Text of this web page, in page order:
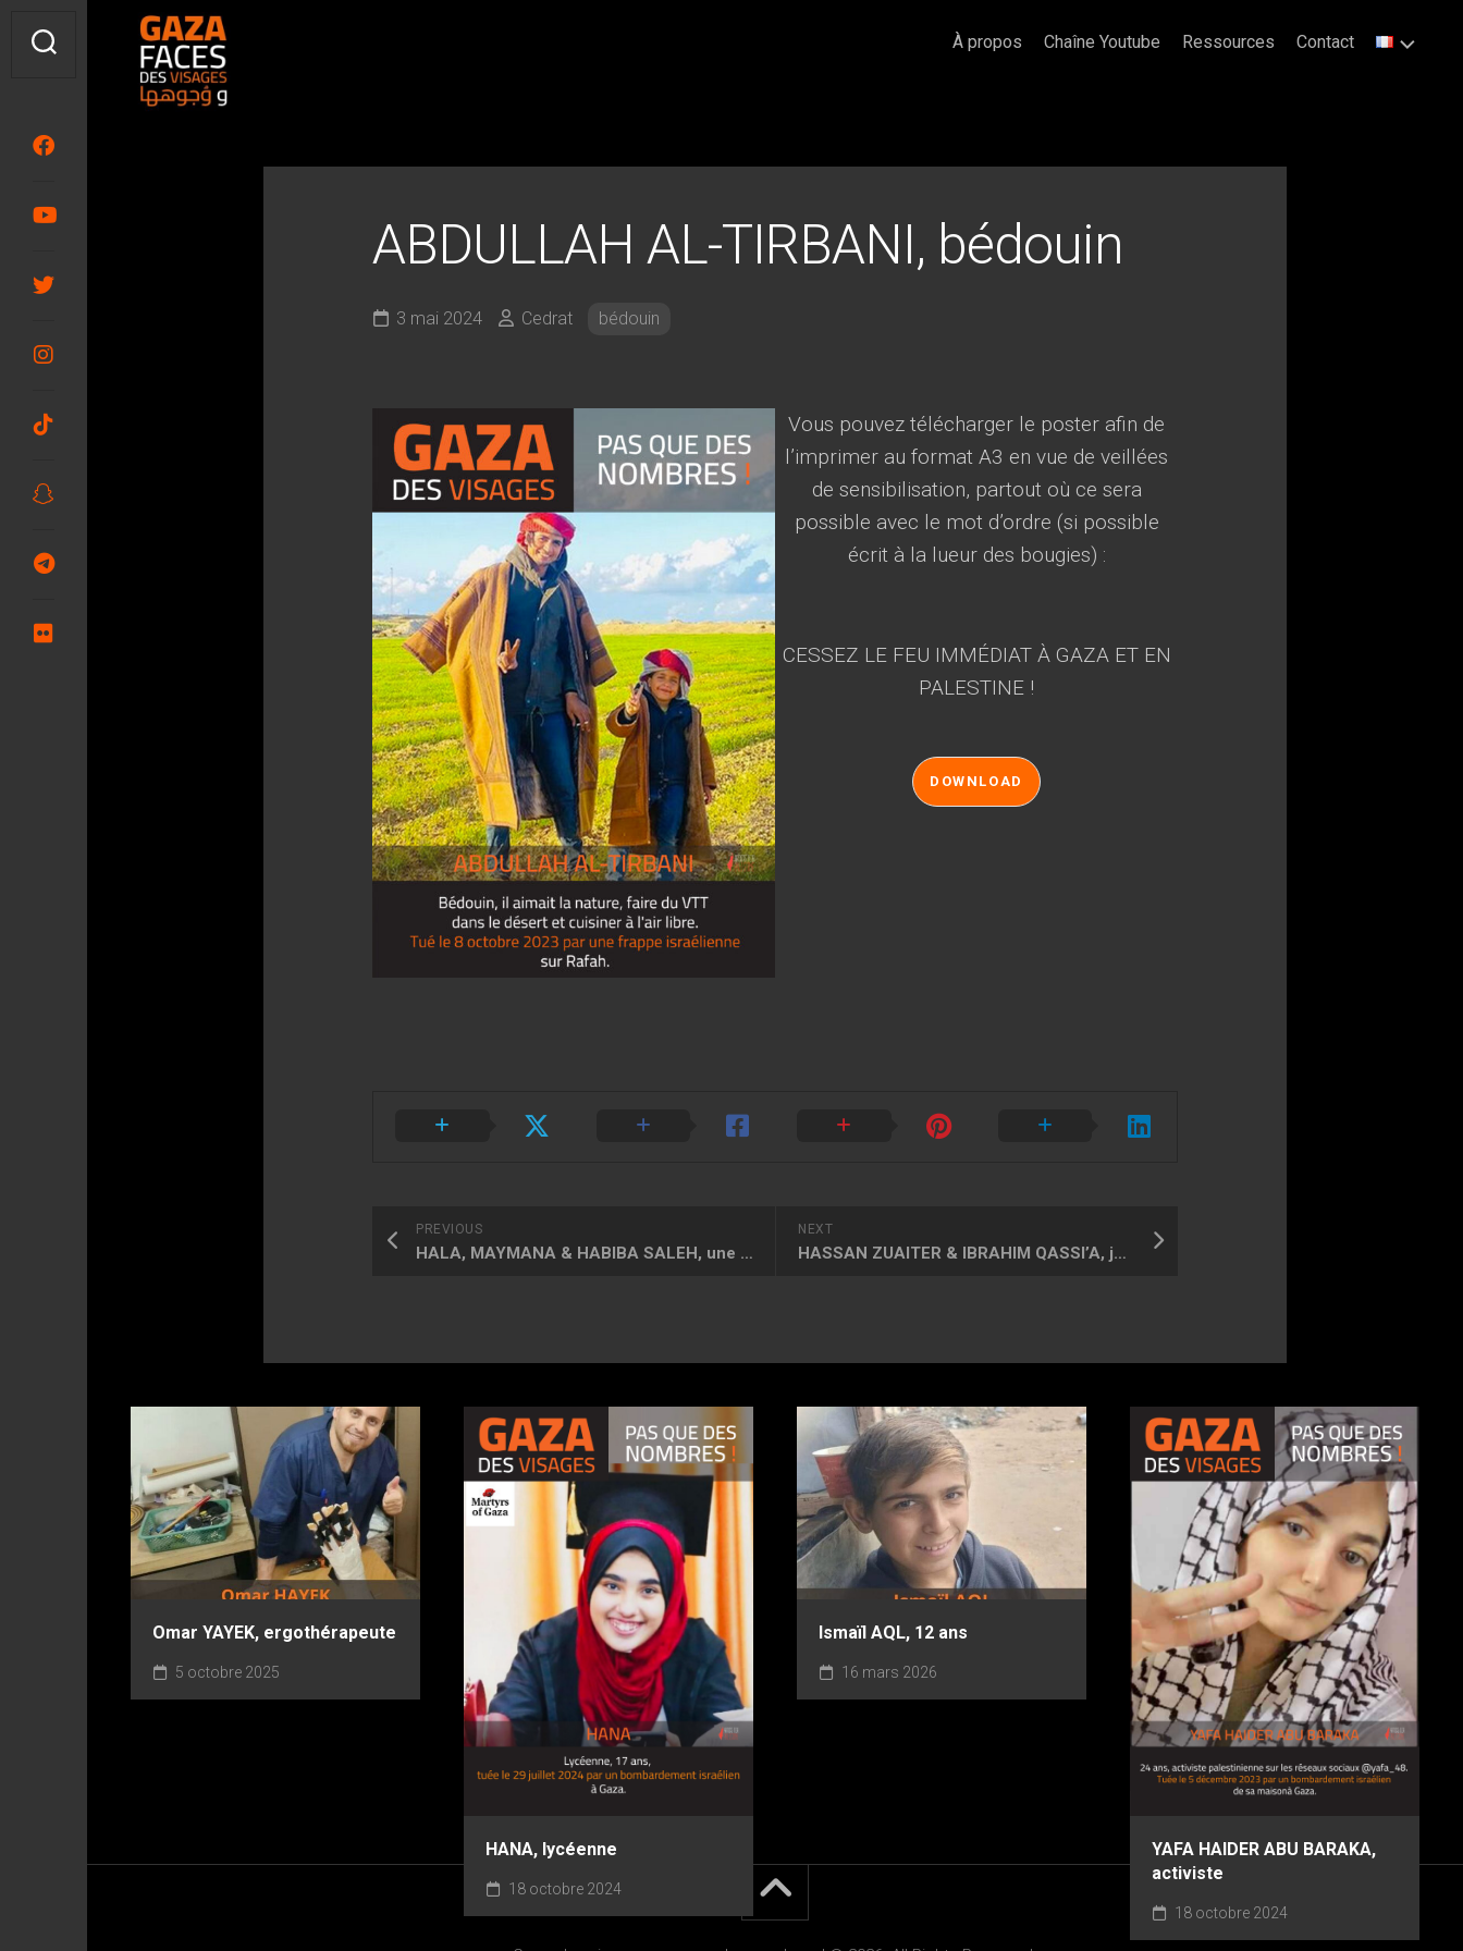
content
À propos Chaîne Youtube Ressources Contact
ABDULLAH AL-TIRBANI, bédouin
3 mai 2024 Cedrat bédouin
Vous pouvez télécharger le poster afin de
l’imprimer au format A3 en vue de veillées
de sensibilisation, partout où ce sera
possible avec le mot d’ordre (si possible
écrit à la lueur des bougies) :
CESSEZ LE FEU IMMÉDIAT À GAZA ET EN
PALESTINE !
DOWNLOAD
NEXT
HASSAN ZUAITER & IBRAHIM QASSI’A, joueurs de volley-ball
PREVIOUS
HALA, MAYMANA & HABIBA SALEH, une mère et ses deux filles
Omar YAYEK, ergothérapeute
5 octobre 2025
HANA, lycéenne
18 octobre 2024
Ismaïl AQL, 12 ans
16 mars 2026
YAFA HAIDER ABU BARAKA,
activiste
18 octobre 2024